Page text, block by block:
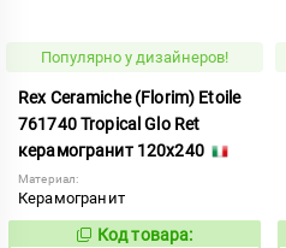
Популярно у дизайнеров!
Rex Ceramiche (Florim) Etoile
761740 Tropical Glo Ret
керамогранит 120x240
Материал:
Керамогранит
775529
Код товара: